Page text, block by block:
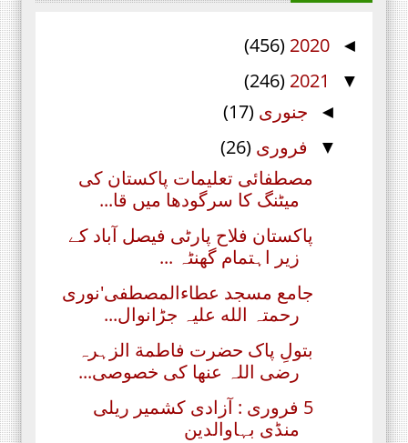
◄
2020
(456)
▼
2021
(246)
◄ جنوری (17)
▼ فروری (26)
مصطفائی تعلیمات پاکستان کی
میٹنگ کا سرگودھا میں قا...
پاکستان فلاح پارٹی فیصل آباد کے
زیر اہتمام گھنٹہ ...
جامع مسجد عطاءالمصطفی'نوری
رحمتہ الله علیہ جڑانوال...
بتولِ پاک حضرت فاطمة الزہرہ
رضی اللہ عنھا کی خصوصی...
5 فروری : آزادی کشمیر ریلی
منڈی بہاوالدین